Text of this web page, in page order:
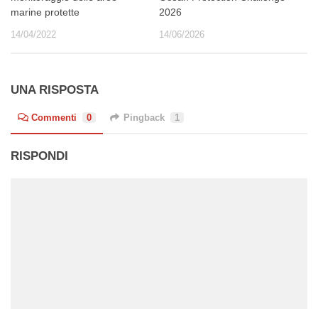
marine protette
14/04/2022
2026
14/06/2026
UNA RISPOSTA
Commenti 0 Pingback 1
RISPONDI